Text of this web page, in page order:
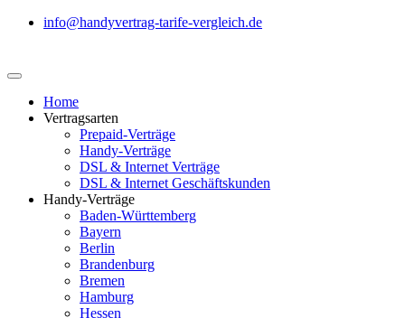
info@handyvertrag-tarife-vergleich.de
Home
Vertragsarten
Prepaid-Verträge
Handy-Verträge
DSL & Internet Verträge
DSL & Internet Geschäftskunden
Handy-Verträge
Baden-Württemberg
Bayern
Berlin
Brandenburg
Bremen
Hamburg
Hessen